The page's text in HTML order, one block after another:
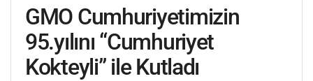
GMO Cumhuriyetimizin
95.yılını “Cumhuriyet
Kokteyli” ile Kutladı